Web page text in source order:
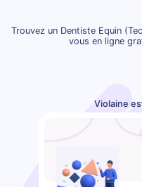
Trouvez un Dentiste Equin
vous en ligne
Violaine